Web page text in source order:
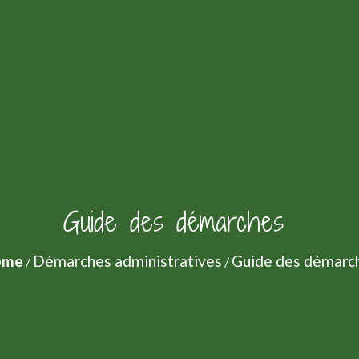
Guide des démarches
/ Démarches administratives / Guide des